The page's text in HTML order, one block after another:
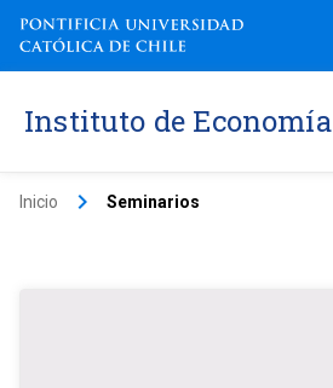
Instituto de Economía
Inicio keyboard_arrow_right Seminarios